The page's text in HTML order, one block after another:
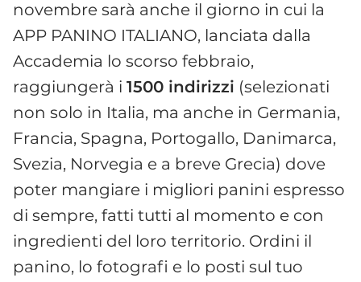
novembre sarà anche il giorno in cui la
APP PANINO ITALIANO, lanciata dalla
Accademia lo scorso febbraio,
raggiungerà i 1500 indirizzi (selezionati
non solo in Italia, ma anche in Germania,
Francia, Spagna, Portogallo, Danimarca,
Svezia, Norvegia e a breve Grecia) dove
poter mangiare i migliori panini espresso
di sempre, fatti tutti al momento e con
ingredienti del loro territorio. Ordini il
panino, lo fotografi e lo posti sul tuo